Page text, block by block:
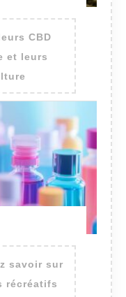
CBD
et leurs
savoir sur
récréatifs